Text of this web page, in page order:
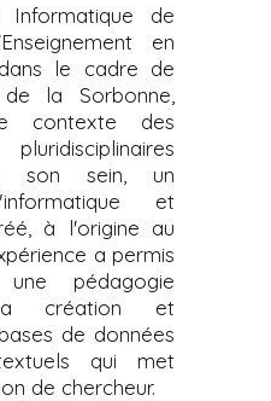
de
en
le cadre de
la Sorbonne,
contexte des
son sein, un
et
à l'origine au
a permis
pédagogie
création et
de données
qui met
de chercheur.